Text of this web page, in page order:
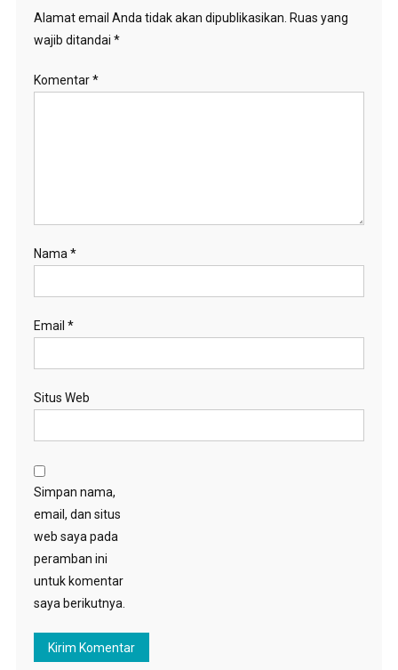
Alamat email Anda tidak akan dipublikasikan. Ruas yang
wajib ditandai *
Komentar*
Nama *
Email *
Situs Web
Simpan nama,
email, dan situs
web saya pada
peramban ini
untuk komentar
saya berikutnya.